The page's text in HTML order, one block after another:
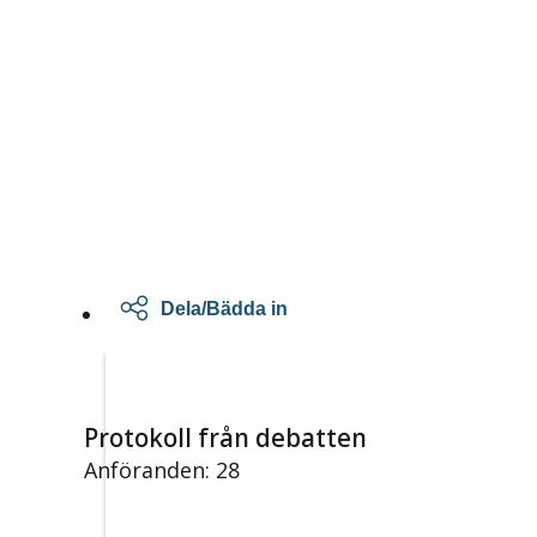
Dela/Bädda in
Protokoll från debatten
Anföranden: 28